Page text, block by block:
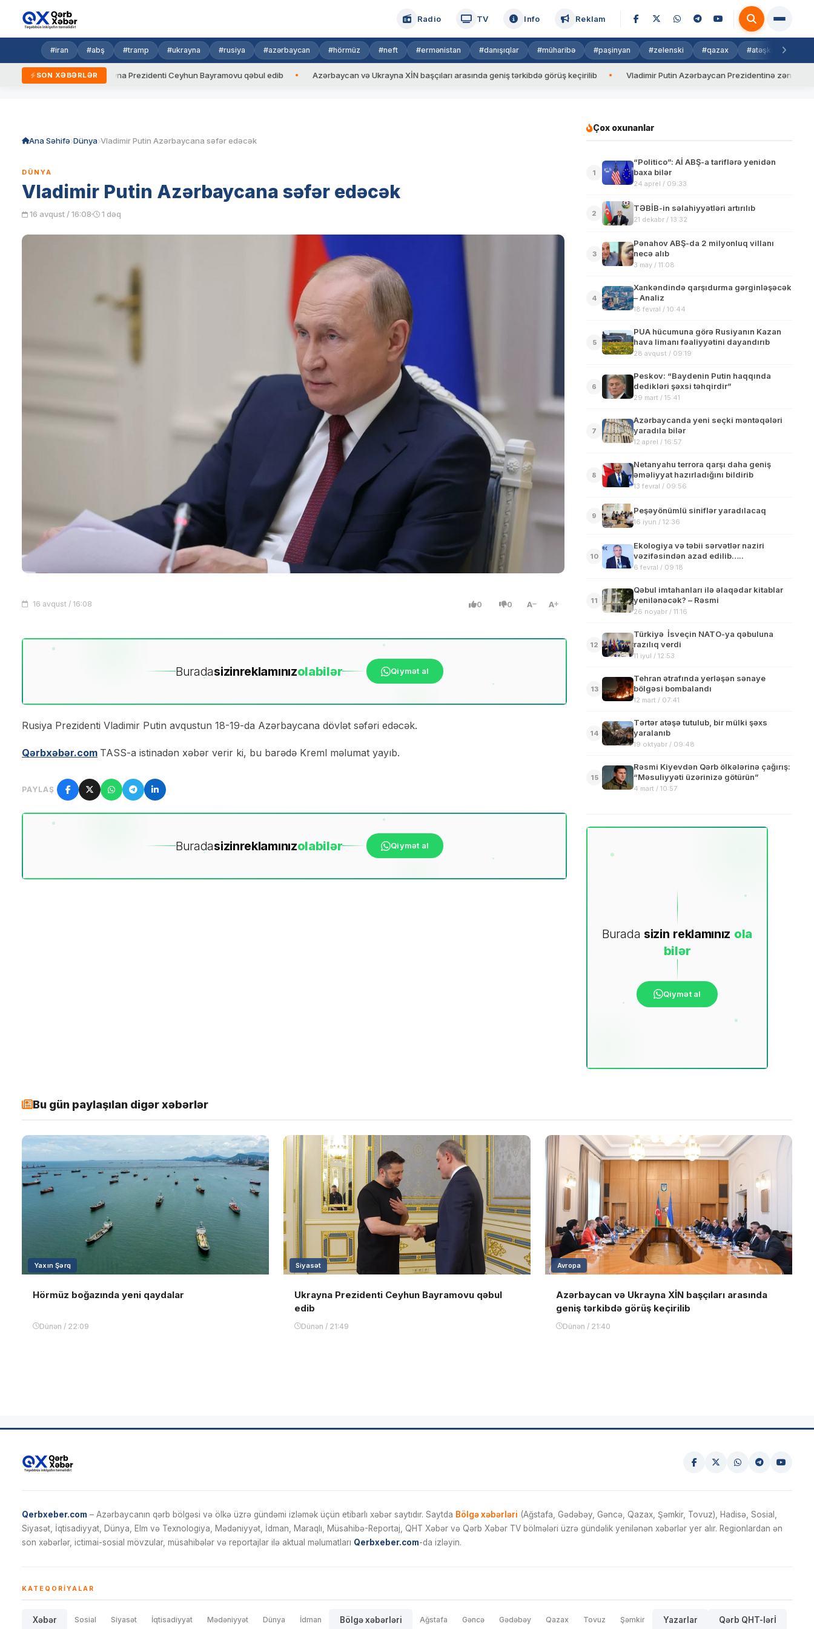
Radio TV Info Reklam
#iran #abş #tramp #ukrayna #rusiya #azərbaycan #hörmüz #neft #ermənistan #danışıqlar #müharibə #paşinyan #zelenski #qazax #atəşkəs
SON XƏBƏRLƏR
Ukrayna Prezidenti Ceyhun Bayramovu qəbul edib Azərbaycan və Ukrayna XİN başçıları arasında geniş tərkibdə görüş keçirilib Vladimir Putin Azərbaycan Prezidentinə zəng edib
Ana Səhifə Dünya Vladimir Putin Azərbaycana səfər edəcək
DÜNYA
Vladimir Putin Azərbaycana səfər edəcək
16 avqust / 16:08 1 dəq
16 avqust / 16:08 0 0 A A
Buradasizinreklamınızolabilər Qiymət al
Rusiya Prezidenti Vladimir Putin avqustun 18-19-da Azərbaycana dövlət səfəri edəcək.
Qərbxəbər.com TASS-a istinadən xəbər verir ki, bu barədə Kreml məlumat yayıb.
PAYLAŞ
Buradasizinreklamınızolabilər Qiymət al
Çox oxunanlar
1
“Politico”: Aİ ABŞ-a tariflərə yenidən
baxa bilər
24 aprel / 09:33
2
TƏBİB-in səlahiyyətləri artırılıb
21 dekabr / 13:32
3
Pənahov ABŞ-da 2 milyonluq villanı
necə alıb
3 may / 11:08
4
Xankəndində qarşıdurma gərginləşəcək
– Analiz
18 fevral / 10:44
5
PUA hücumuna görə Rusiyanın Kazan
hava limanı fəaliyyətini dayandırıb
28 avqust / 09:19
6
Peskov: “Baydenin Putin haqqında
dedikləri şəxsi təhqirdir”
29 mart / 15:41
7
Azərbaycanda yeni seçki məntəqələri
yaradıla bilər
12 aprel / 16:57
8
Netanyahu terrora qarşı daha geniş
əməliyyat hazırladığını bildirib
13 fevral / 09:56
9
Peşəyönümlü siniflər yaradılacaq
16 iyun / 12:36
10
Ekologiya və təbii sərvətlər naziri
vəzifəsindən azad edilib…..
6 fevral / 09:18
11
Qəbul imtahanları ilə əlaqədar kitablar
yenilənəcək? – Rəsmi
26 noyabr / 11:16
12
Türkiyə İsveçin NATO-ya qəbuluna
razılıq verdi
11 iyul / 12:53
13
Tehran ətrafında yerləşən sənaye
bölgəsi bombalandı
12 mart / 07:41
14
Tərtər atəşə tutulub, bir mülki şəxs
yaralanıb
19 oktyabr / 09:48
15
Rəsmi Kiyevdən Qərb ölkələrinə çağırış:
“Məsuliyyəti üzərinizə götürün”
4 mart / 10:57
Burada sizin reklamınız ola
bilər
Qiymət al
Bu gün paylaşılan digər xəbərlər
Yaxın Şərq
Hörmüz boğazında yeni qaydalar
Dünən / 22:09
Siyasət
Ukrayna Prezidenti Ceyhun Bayramovu qəbul
edib
Dünən / 21:49
Avropa
Azərbaycan və Ukrayna XİN başçıları arasında
geniş tərkibdə görüş keçirilib
Dünən / 21:40
Qerbxeber.com – Azərbaycanın qərb bölgəsi və ölkə üzrə gündəmi izləmək üçün etibarlı xəbər saytıdır. Saytda Bölgə xəbərləri (Ağstafa, Gədəbəy, Gəncə, Qazax, Şəmkir, Tovuz), Hadisə, Sosial,
Siyasət, İqtisadiyyat, Dünya, Elm və Texnologiya, Mədəniyyət, İdman, Maraqlı, Müsahibə-Reportaj, QHT Xəbər və Qərb Xəbər TV bölmələri üzrə gündəlik yenilənən xəbərlər yer alır. Regionlardan ən
son xəbərlər, ictimai-sosial mövzular, müsahibələr və reportajlar ilə aktual məlumatları Qerbxeber.com-da izləyin.
KATEQORIYALAR
Xəbər Sosial Siyasət İqtisadiyyat Mədəniyyət Dünya İdman Bölgə xəbərləri Ağstafa Gəncə Gədəbəy Qazax Tovuz Şəmkir Yazarlar Qərb QHT-lərİ